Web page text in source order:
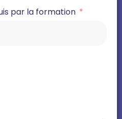
par la formation